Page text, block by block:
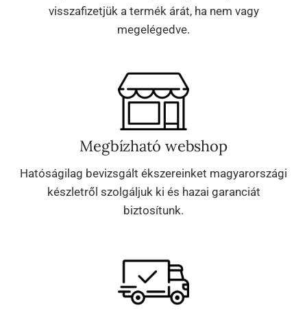
visszafizetjük a termék árát, ha nem vagy
megelégedve.
Megbízható webshop
Hatóságilag bevizsgált ékszereinket magyarországi
készletről szolgáljuk ki és hazai garanciát
biztosítunk.